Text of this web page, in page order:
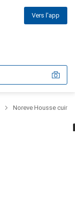
Vers l'app
Noreve Housse cuir